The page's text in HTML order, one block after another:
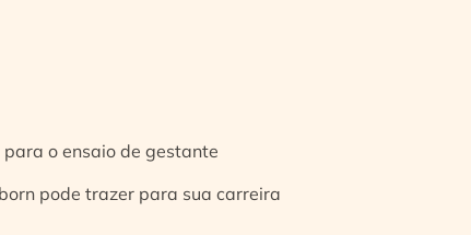
o ensaio de gestante
pode trazer para sua carreira